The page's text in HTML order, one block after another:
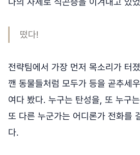
떴다!
전략팀에서 가장 먼저 목소리가 터
깬 동물들처럼 모두가 등을 곧추세
여다 봤다. 누구는 탄성을, 또 누구
또 다른 누군가는 어디론가 전화를
다.